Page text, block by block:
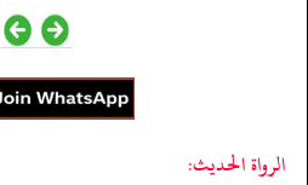
الرواة الحديث: